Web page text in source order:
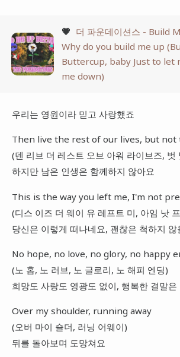
💗 더 파운데이션스 - Build
Why do you build me up
Buttercup, baby Just to let
me down)
우리는 영원이라 믿고 사랑했죠
Then live the rest of our lives, but
(덴 리브 더 레스트 오브 아워 라이브즈, 벗
하지만 남은 인생은 함께하지 않아요
This is the way you left me, I'm not
(디스 이즈 더 웨이 유 레프트 미, 아임 낫
당신은 이렇게 떠나네요, 괜찮은 척하지 않
No hope, no love, no glory, no happy
(노 홉, 노 러브, 노 글로리, 노 해피 엔딩)
희망도 사랑도 영광도 없이, 행복한 결말은
Over my shoulder, running away
(오버 마이 숄더, 러닝 어웨이)
뒤를 돌아보며 도망쳐요